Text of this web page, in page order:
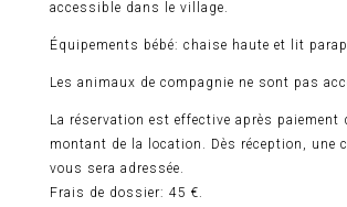
accessible dans le village.
Équipements bébé: chaise haute et lit
Les animaux de compagnie ne sont pas
La réservation est effective après paiement
montant de la location. Dès réception, une
vous sera adressée.
Frais de dossier: 45 €.